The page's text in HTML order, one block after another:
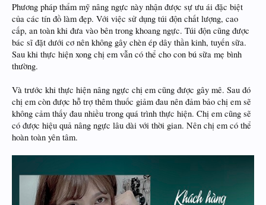
Phương pháp thẩm mỹ nâng ngực này nhận được sự ưu ái đặc biệt
của các tín đồ làm đẹp. Với việc sử dụng túi độn chất lượng, cao
cấp, an toàn khi đưa vào bên trong khoang ngực. Túi độn cũng được
bác sĩ đặt dưới cơ nên không gây chèn ép dây thần kinh, tuyến sữa.
Sau khi thực hiện xong chị em vẫn có thể cho con bú sữa mẹ bình
thường.
Và trước khi thực hiện nâng ngực chị em cũng được gây mê. Sau đó
chị em còn được hỗ trợ thêm thuốc giảm đau nên đảm bảo chị em sẽ
không cảm thấy đau nhiều trong quá trình thực hiện. Chị em cũng sẽ
có được hiệu quả nâng ngực lâu dài với thời gian. Nên chị em có thể
hoàn toàn yên tâm.